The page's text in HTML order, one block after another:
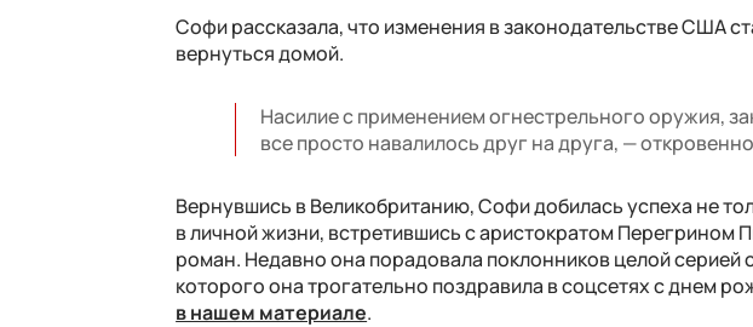
Софи рассказала, что изменения в законодательстве США
вернуться домой.
Насилие с применением огнестрельного оружия,
все просто навалилось друг на друга, —
Вернувшись в Великобританию, Софи добилась успеха не
в личной жизни, встретившись с аристократом Перегрином
роман. Недавно она порадовала поклонников целой
которого она трогательно поздравила в соцсетях с днем
в нашем материале.